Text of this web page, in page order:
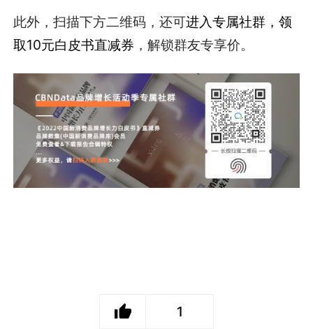
此外，扫描下方二维码，还可进入专属社群，领
取10元白皮书直减券 ，解锁群友专享价。
1